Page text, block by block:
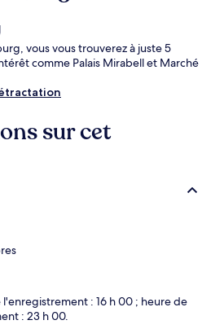
vous vous trouverez à juste 5
comme Palais Mirabell et Marché
sur cet
: 16 h 00 ; heure de
: 23 h 00.